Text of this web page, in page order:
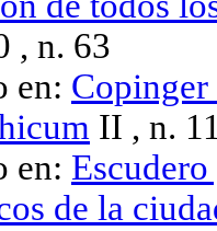
, n. 63
en:
II , n.
en:
de la